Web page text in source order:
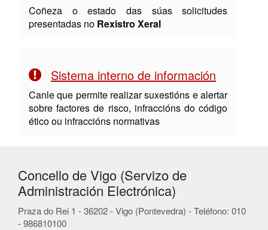
Coñeza o estado das súas solicitudes
presentadas no Rexistro Xeral
Sistema interno de información
Canle que permite realizar suxestións e alertar
sobre factores de risco, infraccións do código
ético ou infraccións normativas
Concello de Vigo (Servizo de
Administración Electrónica)
Praza do Rei 1 - 36202 - Vigo (Pontevedra) - Teléfono: 010
- 986810100